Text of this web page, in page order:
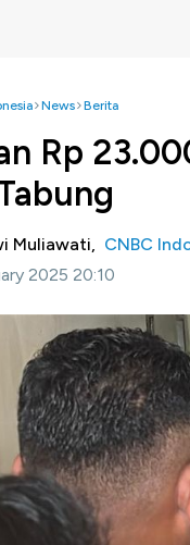
News Berita
Rp
Muliawati, CNBC
2025 20:10